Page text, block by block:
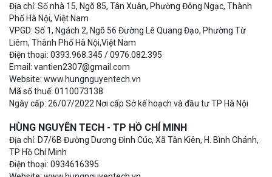
Địa chỉ: Số nhà 15, Ngõ 85, Tân Xuân, Phường Đông Ngạc, Thành
Phố Hà Nội, Việt Nam
VPGD: Số 1, Ngách 2, Ngõ 56 Đường Lê Quang Đạo, Phường Từ
Liêm, Thành Phố Hà Nội,Việt Nam
Điện thoại: 0393.968.345 / 0976.082.395
Email: vantien2307@gmail.com
Website: www.hungnguyentech.vn
Mã số thuế: 0110073138
Ngày cấp: 26/07/2022 Nơi cấp Sở kế hoạch và đầu tư TP Hà Nội
HÙNG NGUYÊN TECH - TP HỒ CHÍ MINH
Địa chỉ: D7/6B Đường Dương Đình Cúc, Xã Tân Kiên, H. Bình Chánh,
TP Hồ Chí Minh
Điện thoại: 0934616395